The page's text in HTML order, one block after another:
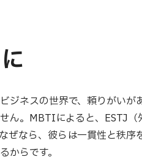
ジネスの世界で、頼りがい
ん。MBTIによると、ESTJ
ぜなら、彼らは一貫性と秩
からです。